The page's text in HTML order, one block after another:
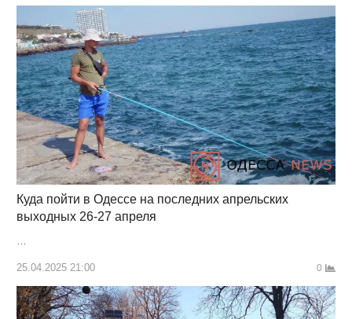
Куда пойти в Одессе на последних апрельских
выходных 26-27 апреля
…
25.04.2025 21:00 0